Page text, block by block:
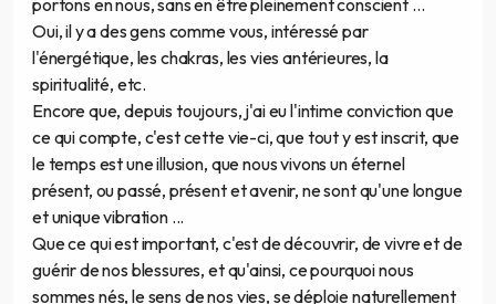
portons en nous, sans en être pleinement conscient ...
Oui, il y a des gens comme vous, intéressé par
l'énergétique, les chakras, les vies antérieures, la
spiritualité, etc.
Encore que, depuis toujours, j'ai eu l'intime conviction que
ce qui compte, c'est cette vie-ci, que tout y est inscrit, que
le temps est une illusion, que nous vivons un éternel
présent, ou passé, présent et avenir, ne sont qu'une longue
et unique vibration ...
Que ce qui est important, c'est de découvrir, de vivre et de
guérir de nos blessures, et qu'ainsi, ce pourquoi nous
sommes nés, le sens de nos vies, se déploie naturellement